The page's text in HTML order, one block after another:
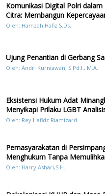
Komunikasi Digital Polri
Citra: Membangun
Konten Humanis
Oleh: Hamzah Hafiz S.Ds.
Ujung Penantian di Gerbang
Oleh: Andri Kurniawan, S.Pd.I., M.A.
Eksistensi Hukum Adat
Menyikapi Prilaku LGBT
Dengan Hukum Pidana
Oleh: Rey Hafidz Riamizard
Pemasyarakatan di
Menghukum Tanpa
Oleh: Harry Ashari,S.H.